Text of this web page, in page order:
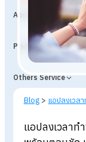
About
Prices
Others Service
Published: